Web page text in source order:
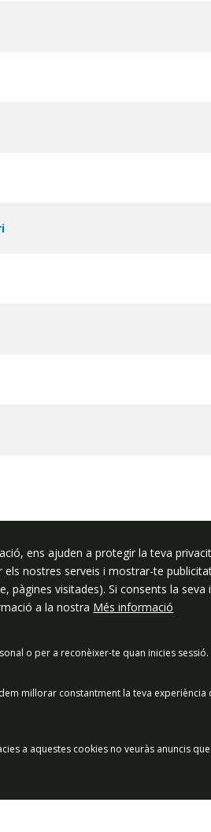
Política de cookies Protecció de
ens ajuden a protegir la teva
nostres serveis i mostrar-te
visitades). Si consents la
a la nostra Més informació
o per a reconèixer-te quan inicies sessió.
millorar constantment la teva
a aquestes cookies no veuràs anuncis